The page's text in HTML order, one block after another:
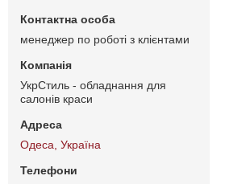
менеджер по роботі з клієнтами
УкрСтиль - обладнання для
салонів краси
Одеса, Україна